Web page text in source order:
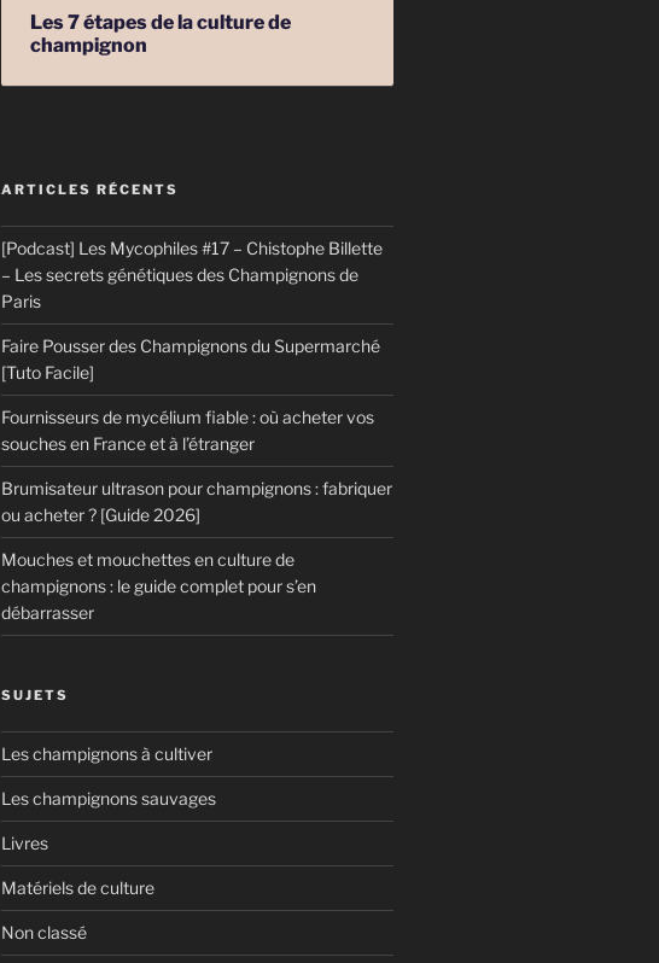
Les 7 étapes de la culture de
champignon
ARTICLES RÉCENTS
[Podcast] Les Mycophiles #17 – Chistophe Billette
– Les secrets génétiques des Champignons de
Paris
Faire Pousser des Champignons du Supermarché
[Tuto Facile]
Fournisseurs de mycélium fiable : où acheter vos
souches en France et à l’étranger
Brumisateur ultrason pour champignons : fabriquer
ou acheter ? [Guide 2026]
Mouches et mouchettes en culture de
champignons : le guide complet pour s’en
débarrasser
SUJETS
Les champignons à cultiver
Les champignons sauvages
Livres
Matériels de culture
Non classé